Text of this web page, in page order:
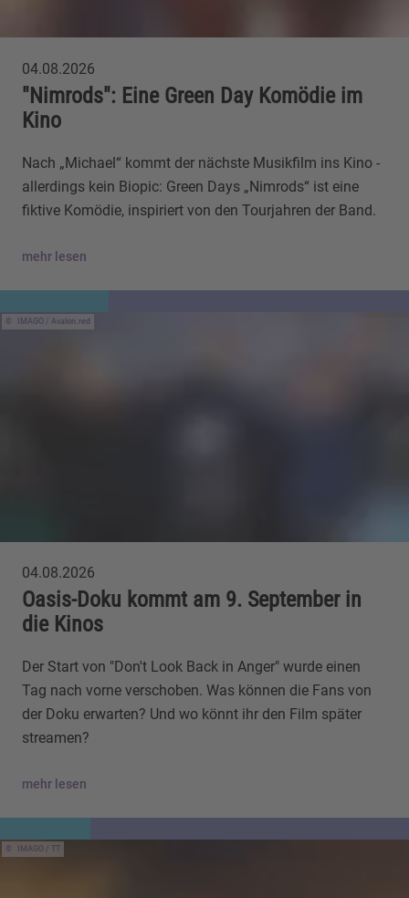
04.08.2026
"Nimrods": Eine Green Day Komödie im
Kino
Nach „Michael“ kommt der nächste Musikfilm ins Kino -
allerdings kein Biopic: Green Days „Nimrods“ ist eine
fiktive Komödie, inspiriert von den Tourjahren der Band.
mehr lesen
IMAGO / Avalon.red
04.08.2026
Oasis-Doku kommt am 9. September in
die Kinos
Der Start von "Don't Look Back in Anger" wurde einen
Tag nach vorne verschoben. Was können die Fans von
der Doku erwarten? Und wo könnt ihr den Film später
streamen?
mehr lesen
IMAGO / TT